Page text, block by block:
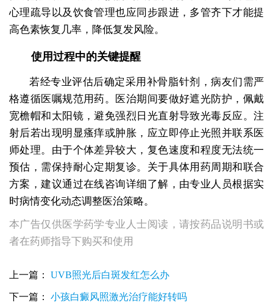
心理疏导以及饮食管理也应同步跟进，多管齐下才能提
高色素恢复几率，降低复发风险。
使用过程中的关键提醒
若经专业评估后确定采用补骨脂针剂，病友们需严
格遵循医嘱规范用药。医治期间要做好遮光防护，佩戴
宽檐帽和太阳镜，避免强烈日光直射导致光毒反应。注
射后若出现明显瘙痒或肿胀，应立即停止光照并联系医
师处理。由于个体差异较大，复色速度和程度无法统一
预估，需保持耐心定期复诊。关于具体用药周期和联合
方案，建议通过在线咨询详细了解，由专业人员根据实
时病情变化动态调整医治策略。
本广告仅供医学药学专业人士阅读，请按药品说明书或
者在药师指导下购买和使用
上一篇： UVB照光后白斑发红怎么办
下一篇： 小孩白癜风照激光治疗能好转吗
白癜风用补骨脂针剂效果怎样